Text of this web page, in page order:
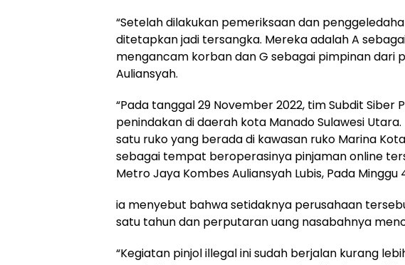
“Setelah dilakukan pemeriksaan dan
ditetapkan jadi tersangka. Mereka adalah A
mengancam korban dan G sebagai pimpinan dari
Auliansyah.
“Pada tanggal 29 November 2022, tim Subdit Siber
penindakan di daerah kota Manado Sulawesi
satu ruko yang berada di kawasan ruko Marina
sebagai tempat beroperasinya pinjaman online
Metro Jaya Kombes Auliansyah Lubis, Pada Minggu
ia menyebut bahwa setidaknya perusahaan
satu tahun dan perputaran uang nasabahnya
“Kegiatan pinjol illegal ini sudah berjalan kurang